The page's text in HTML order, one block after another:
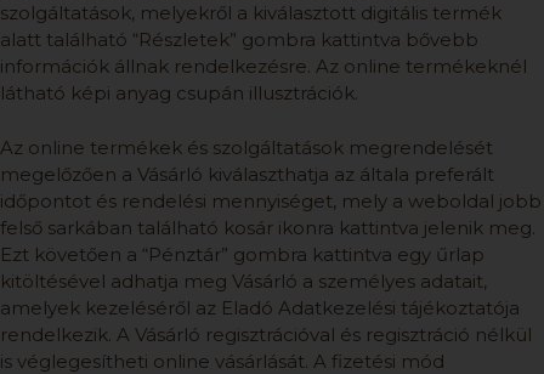
szolgáltatások, melyekről a kiválasztott digitális termék
alatt található “Részletek” gombra kattintva bővebb
információk állnak rendelkezésre. Az online termékeknél
látható képi anyag csupán illusztrációk.
Az online termékek és szolgáltatások megrendelését
megelőzően a Vásárló kiválaszthatja az általa preferált
időpontot és rendelési mennyiséget, mely a weboldal jobb
felső sarkában található kosár ikonra kattintva jelenik meg.
Ezt követően a “Pénztár” gombra kattintva egy űrlap
kitöltésével adhatja meg Vásárló a személyes adatait,
amelyek kezeléséről az Eladó Adatkezelési tájékoztatója
rendelkezik. A Vásárló regisztrációval és regisztráció nélkül
is véglegesítheti online vásárlását. A fizetési mód